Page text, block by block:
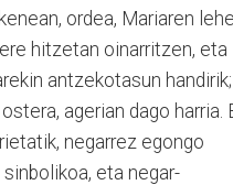
ordea, Mariaren
hitzetan oinarritzen, eta
antzekotasun handirik;
agerian dago harria.
negarrez egongo
eta negar-